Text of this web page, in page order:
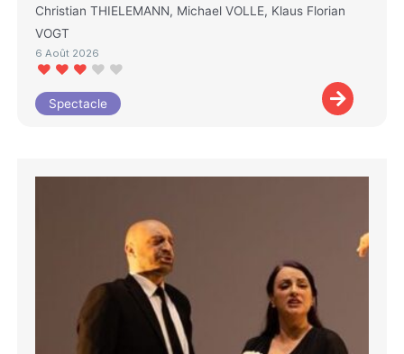
Christian THIELEMANN, Michael VOLLE, Klaus Florian
VOGT
6 Août 2026
Spectacle